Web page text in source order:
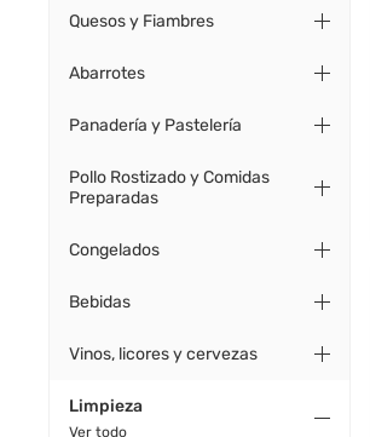
Quesos y Fiambres
Abarrotes
Panadería y Pastelería
Pollo Rostizado y Comidas
Preparadas
Congelados
Bebidas
Vinos, licores y cervezas
Limpieza
Ver todo